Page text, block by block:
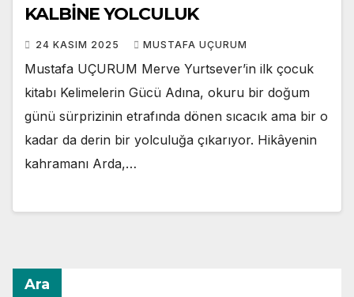
KALBİNE YOLCULUK
24 KASIM 2025 MUSTAFA UÇURUM
Mustafa UÇURUM Merve Yurtsever’in ilk çocuk
kitabı Kelimelerin Gücü Adına, okuru bir doğum
günü sürprizinin etrafında dönen sıcacık ama bir o
kadar da derin bir yolculuğa çıkarıyor. Hikâyenin
kahramanı Arda,…
Ara